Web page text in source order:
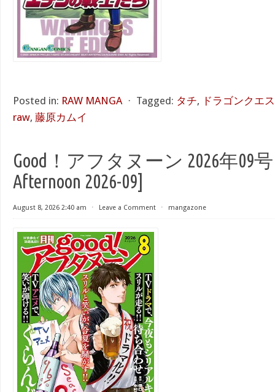
Posted in: RAW MANGA ⋅ Tagged: タチ, ドラゴンクエ
raw, 藤原カムイ
Good！アフタヌーン 2026年09号
Afternoon 2026-09]
August 8, 2026 2:40 am ⋅ Leave a Comment ⋅ mangazone